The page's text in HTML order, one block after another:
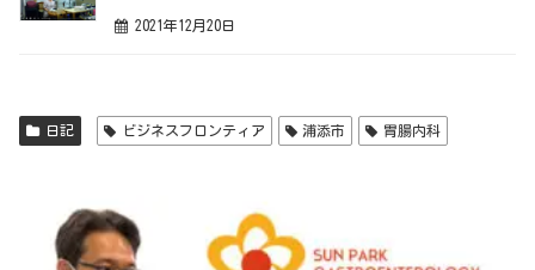
2021年12月20日
日記 ビジネスフロンティア 浦添市 胃腸内科